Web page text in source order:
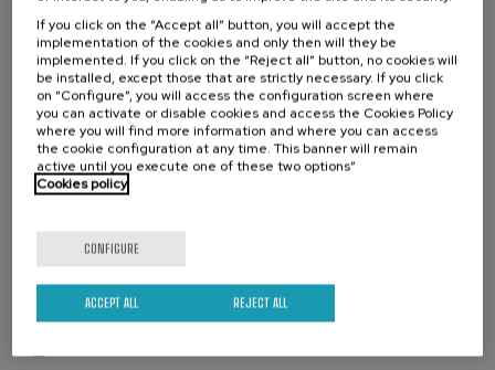
Professionals
In collaboration with
Course
If you click on the “Accept all” button, you will accept the
implementation of the cookies and only then will they be
implemented. If you click on the “Reject all” button, no cookies will
be installed, except those that are strictly necessary. If you click
on “Configure”, you will access the configuration screen where
you can activate or disable cookies and access the Cookies Policy
where you will find more information and where you can access
the cookie configuration at any time. This banner will remain
active until you execute one of these two options”
Cookies policy
CONFIGURE
REJECT ALL
ACCEPT ALL